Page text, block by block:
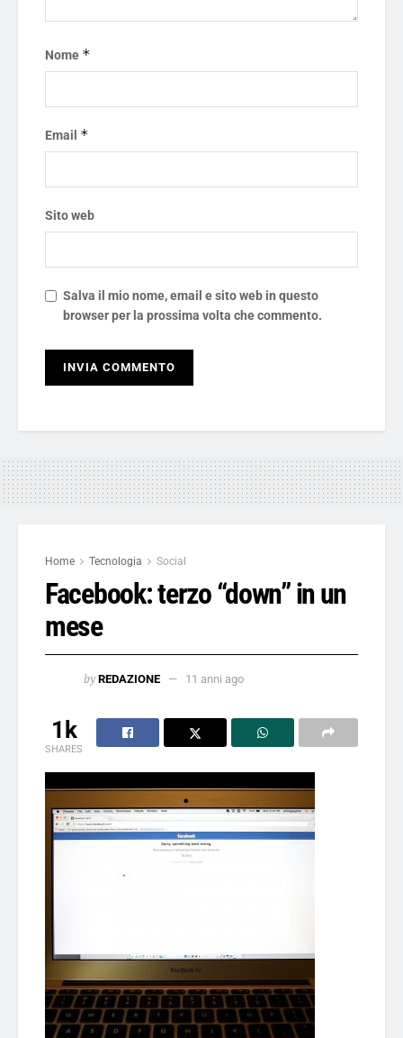
Nome *
Email *
Sito web
Salva il mio nome, email e sito web in questo
browser per la prossima volta che commento.
Home Tecnologia Social
Facebook: terzo “down” in un
mese
by REDAZIONE 11 anni ago
1k
SHARES